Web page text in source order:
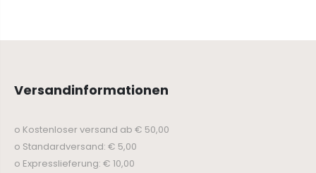
Versandinformationen
o Kostenloser versand ab € 50,00
o Standardversand: € 5,00
o Expresslieferung: € 10,00